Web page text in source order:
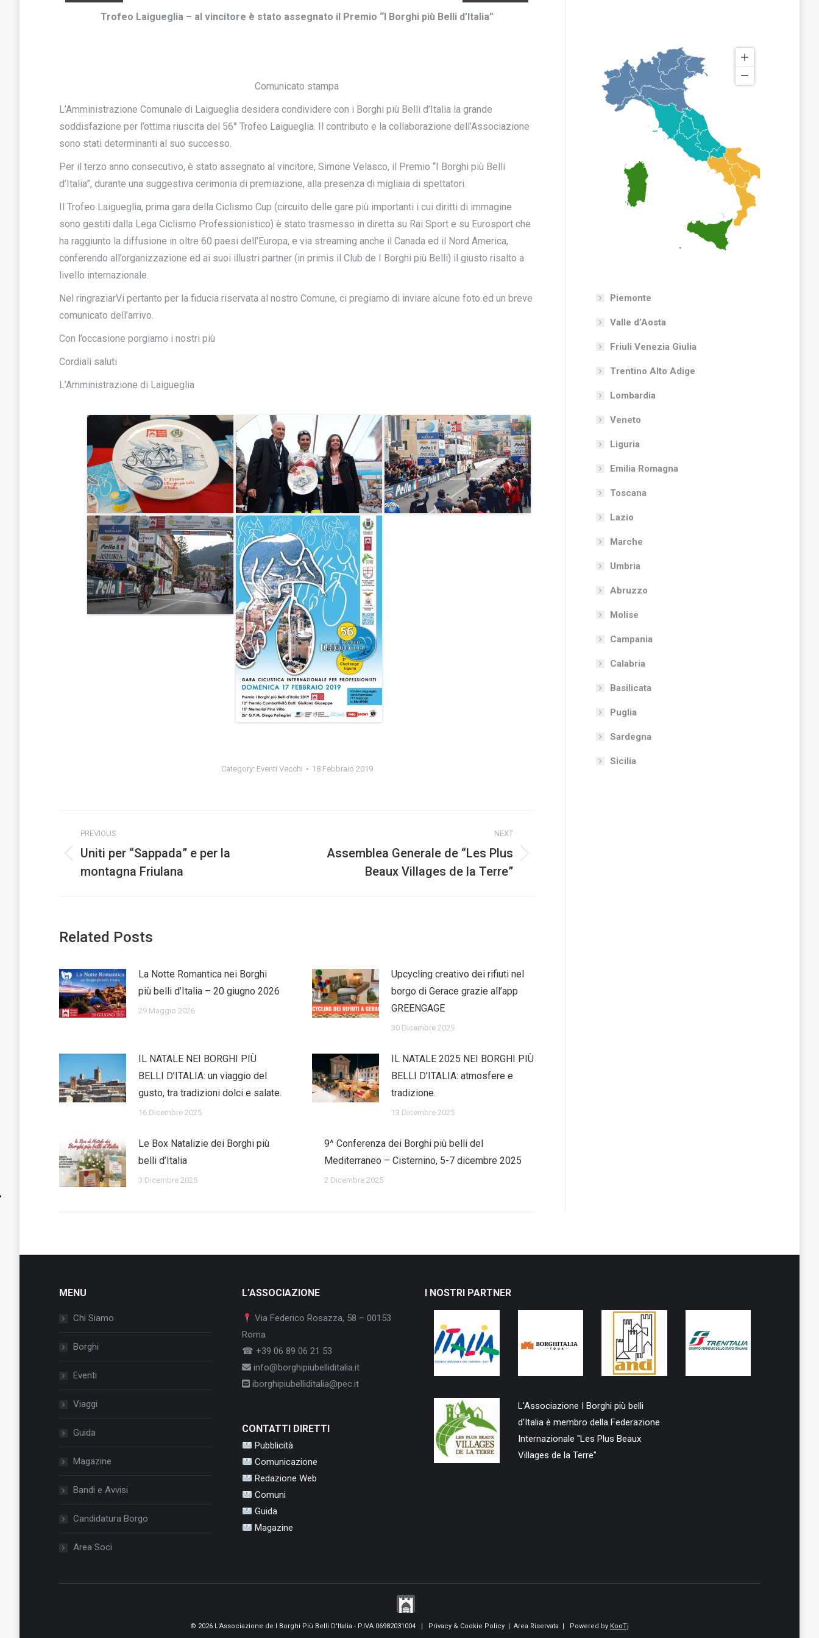
Trofeo Laigueglia – al vincitore è stato assegnato il Premio “I Borghi più Belli d’Italia”
Comunicato stampa
L’Amministrazione Comunale di Laigueglia desidera condividere con i Borghi più Belli d’Italia la grande
soddisfazione per l’ottima riuscita del 56° Trofeo Laigueglia. Il contributo e la collaborazione dell’Associazione
sono stati determinanti al suo successo.
Per il terzo anno consecutivo, è stato assegnato al vincitore, Simone Velasco, il Premio “I Borghi più Belli
d’Italia”, durante una suggestiva cerimonia di premiazione, alla presenza di migliaia di spettatori.
Il Trofeo Laigueglia, prima gara della Ciclismo Cup (circuito delle gare più importanti i cui diritti di immagine
sono gestiti dalla Lega Ciclismo Professionistico) è stato trasmesso in diretta su Rai Sport e su Eurosport che
ha raggiunto la diffusione in oltre 60 paesi dell’Europa, e via streaming anche il Canada ed il Nord America,
conferendo all’organizzazione ed ai suoi illustri partner (in primis il Club de I Borghi più Belli) il giusto risalto a
livello internazionale.
Nel ringraziarVi pertanto per la fiducia riservata al nostro Comune, ci pregiamo di inviare alcune foto ed un breve
comunicato dell’arrivo.
Con l’occasione porgiamo i nostri più
Cordiali saluti
L’Amministrazione di Laigueglia
Category: Eventi Vecchi 18 Febbraio 2019
navigation
PREVIOUS
Previous
post:
Uniti per “Sappada” e per la
montagna Friulana
NEXT
Next
Assemblea Generale de “Les Plus
Beaux Villages de la Terre”
Related Posts
La Notte Romantica nei Borghi
più belli d’Italia – 20 giugno 2026
29 Maggio 2026
Upcycling creativo dei rifiuti nel
borgo di Gerace grazie all’app
GREENGAGE
30 Dicembre 2025
IL NATALE NEI BORGHI PIÙ
BELLI D’ITALIA: un viaggio del
gusto, tra tradizioni dolci e salate.
16 Dicembre 2025
IL NATALE 2025 NEI BORGHI PIÙ
BELLI D’ITALIA: atmosfere e
tradizione.
13 Dicembre 2025
Le Box Natalizie dei Borghi più
belli d’Italia
3 Dicembre 2025
9^ Conferenza dei Borghi più belli del
Mediterraneo – Cisternino, 5-7 dicembre 2025
2 Dicembre 2025
Piemonte
Valle d’Aosta
Friuli Venezia Giulia
Trentino Alto Adige
Lombardia
Veneto
Liguria
Emilia Romagna
Toscana
Lazio
Marche
Umbria
Abruzzo
Molise
Campania
Calabria
Basilicata
Puglia
Sardegna
Sicilia
MENU
Chi Siamo
Borghi
Eventi
Viaggi
Guida
Magazine
Bandi e Avvisi
Candidatura Borgo
Area Soci
L’ASSOCIAZIONE
Via Federico Rosazza, 58 – 00153
Roma
☎ +39 06 89 06 21 53
info@borghipiubelliditalia.it
iborghipiubelliditalia@pec.it
CONTATTI DIRETTI
Pubblicità
Comunicazione
Redazione Web
Comuni
Guida
Magazine
I NOSTRI PARTNER
L'Associazione I Borghi più belli
d'Italia è membro della Federazione
Internazionale "Les Plus Beaux
Villages de la Terre"
© 2026 L'Associazione de I Borghi Più Belli D'Italia - P.IVA 06982031004 | Privacy & Cookie Policy Area Riservata | Powered by KooTj